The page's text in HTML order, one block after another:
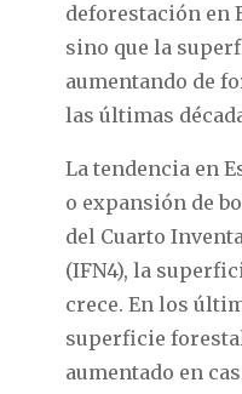
deforestación en
sino que la
aumentando de
las últimas
La tendencia en
o expansión de
del Cuarto
(IFN4), la
crece. En los
superficie
aumentado en